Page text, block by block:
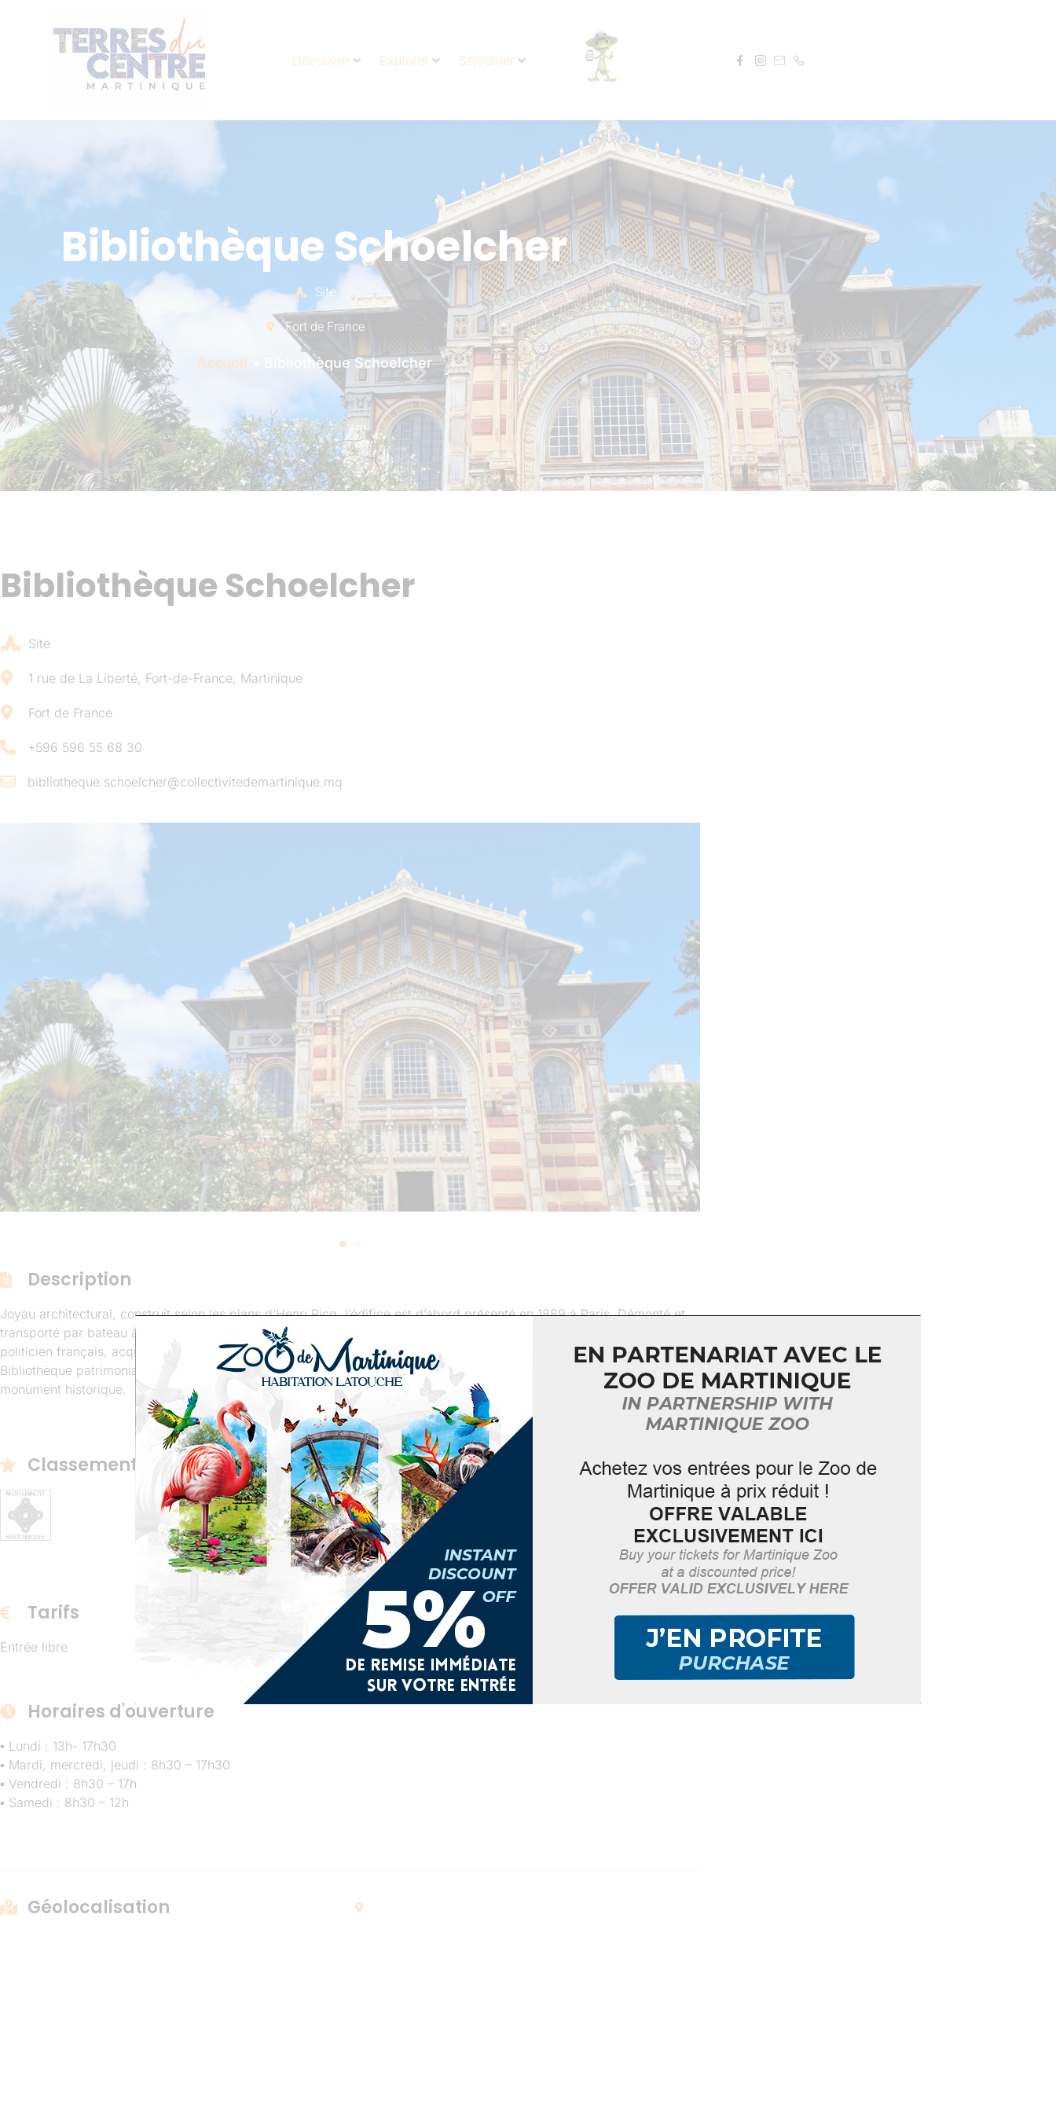
Découvrir Explorer Séjourner
Bibliothèque Schoelcher
Site
Fort de France
Accueil Bibliothèque Schoelcher
Bibliothèque Schoelcher
Site
1 rue de La Liberté, Fort-de-France, Martinique
Fort de France
+596 596 55 68 30
bibliotheque.schoelcher@collectivitedemartinique.mq
Description
Joyau architectural, construit selon les plans d’Henri Picq, l’édifice est d’abord présenté en 1889 à Paris. Démonté et
transporté par bateau à Fort de France, il abrite dès 1893 une collection d’ouvrages offerte par Victor Schœlcher,
politicien français, acquis à la cause abolitionniste dans les Colonies françaises au 19ème siècle.
Bibliothèque patrimoniale de conservation, de recherche et de lecture publique, l’ouvrage est un bâtiment classé
monument historique.
Classement | Label | Marque
Tarifs
Entrée libre
Horaires d'ouverture
▪ Lundi : 13h- 17h30
▪ Mardi, mercredi, jeudi : 8h30 – 17h30
▪ Vendredi : 8h30 – 17h
▪ Samedi : 8h30 – 12h
Géolocalisation